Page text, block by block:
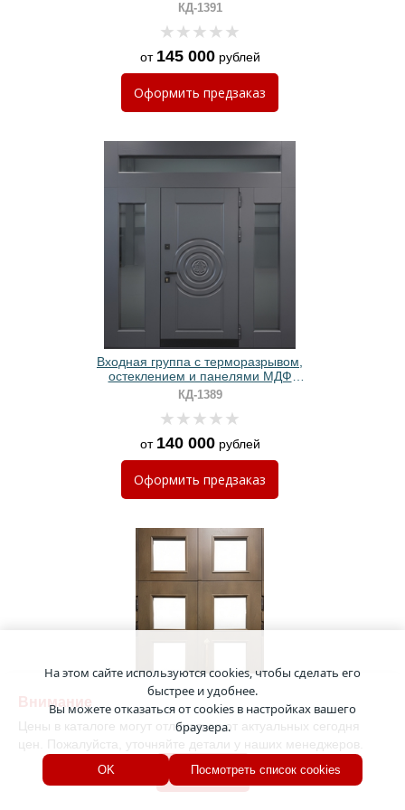
Внимание
Цены в каталоге могут отличаться от актуальных сегодня
цен. Пожалуйста, уточняйте детали у наших менеджеров.
Хорошо
панелями МДФ антрацит
КД-1391
от 145 000рублей
Оформить предзаказ
Входная группа с терморазрывом,
остеклением и панелями МДФ
антрацит
КД-1389
от 140 000рублей
Оформить предзаказ
Двустворчатая остекленная
термодверь с фрамугой,
отбойниками и отделкой МДФ
На этом сайте используются cookies, чтобы сделать его
быстрее и удобнее.
Вы можете отказаться от cookies в настройках вашего
браузера.
OK Посмотреть список cookies